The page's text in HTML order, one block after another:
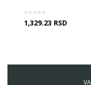
1,329.23 RSD